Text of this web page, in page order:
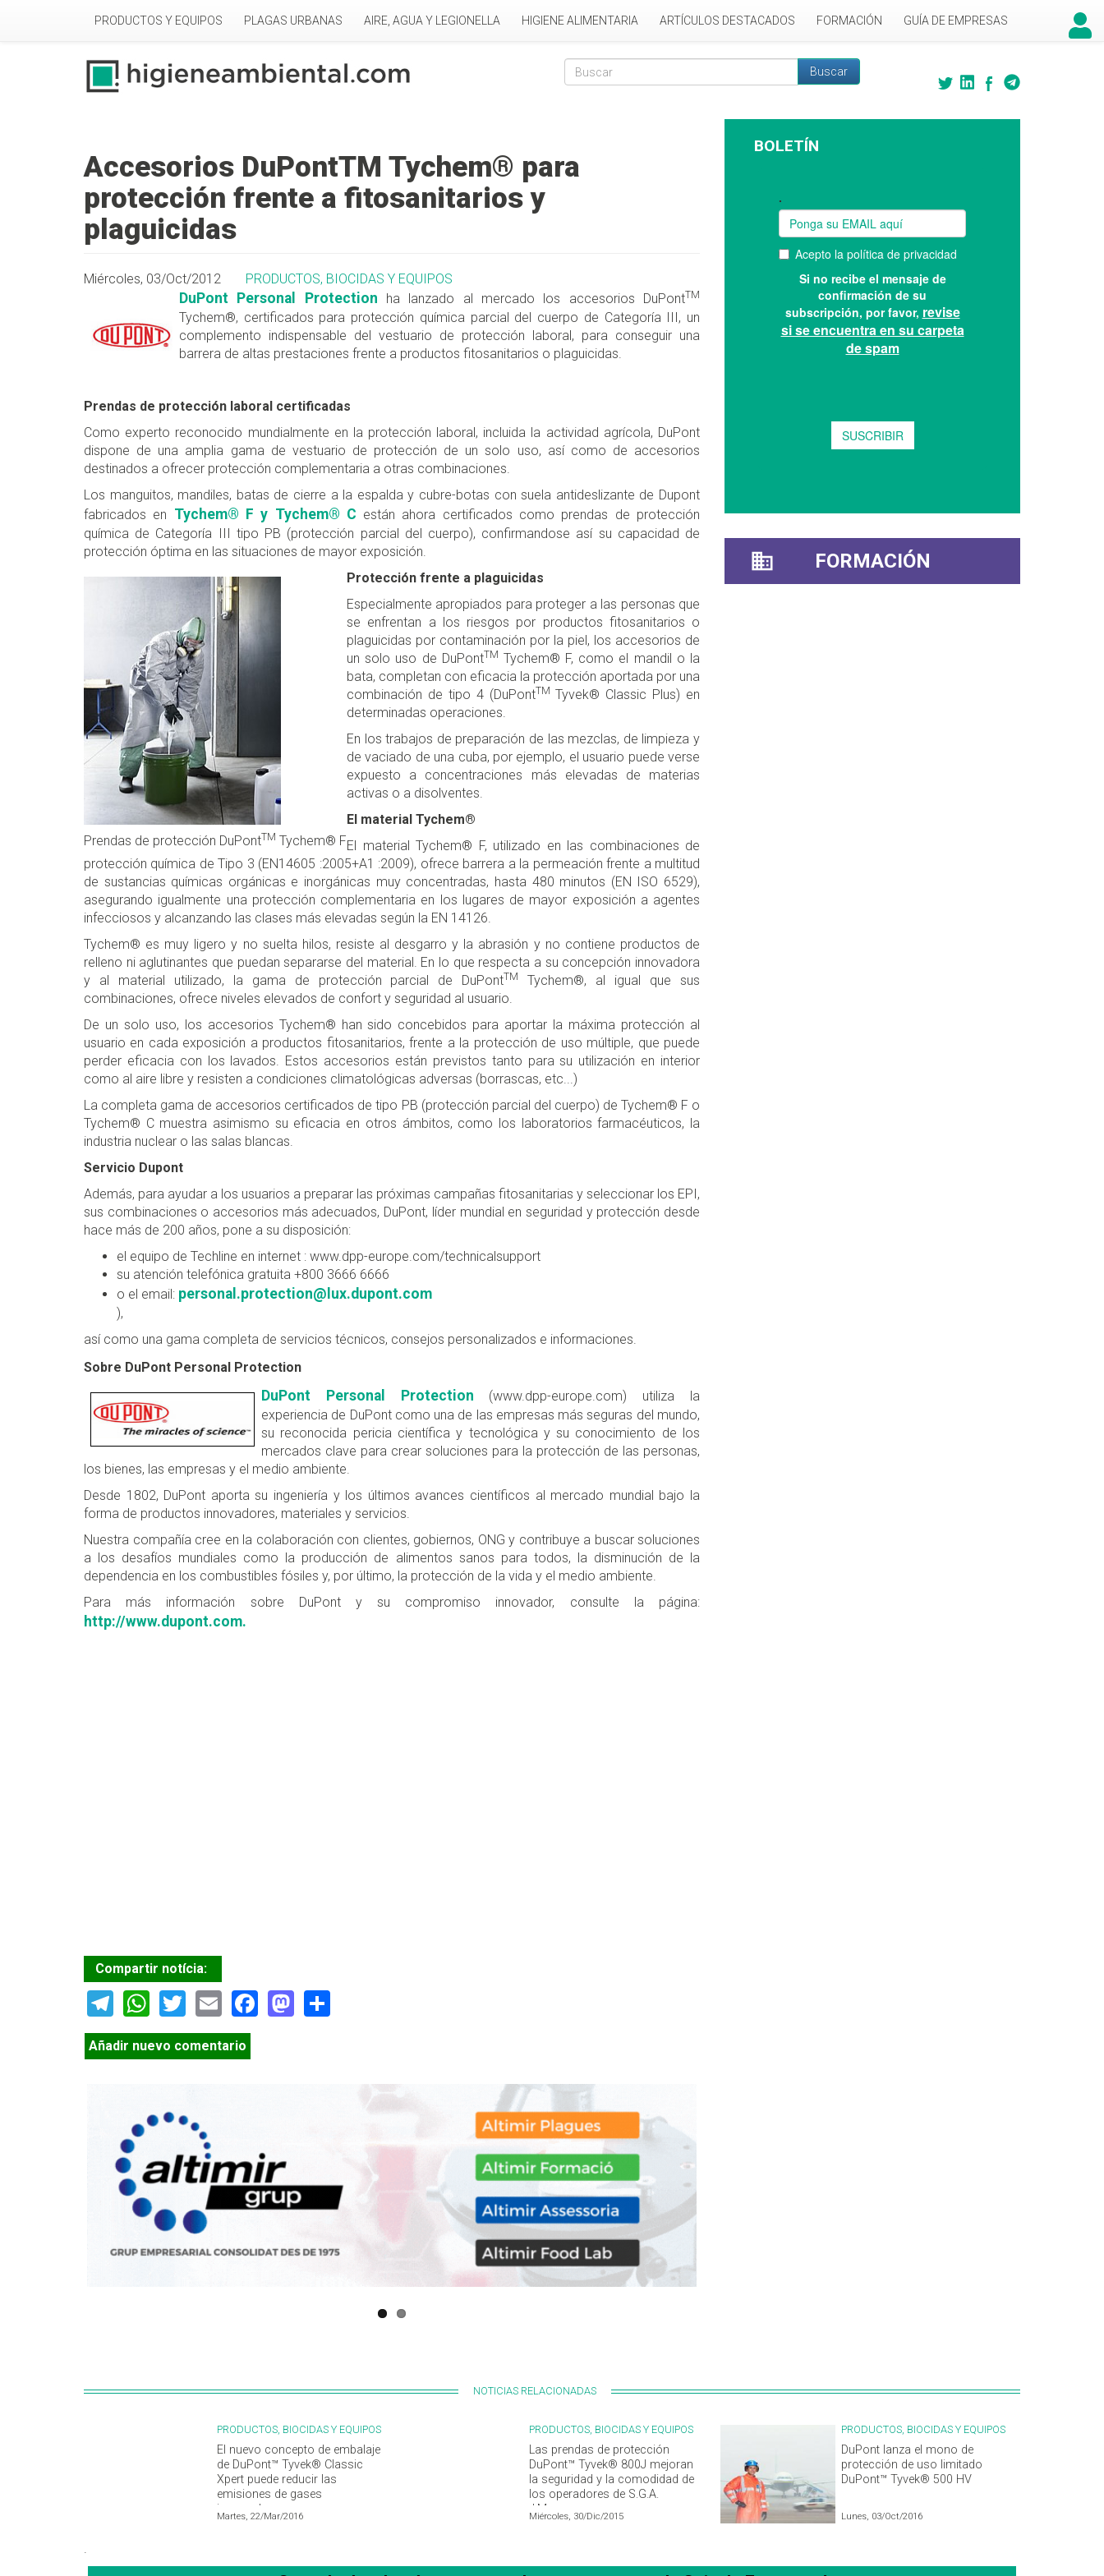
PRODUCTOS Y EQUIPOS PLAGAS URBANAS AIRE, AGUA Y LEGIONELLA HIGIENE ALIMENTARIA ARTÍCULOS DESTACADOS FORMACIÓN GUÍA DE EMPRESAS
Formulario de búsqueda
Buscar
Accesorios DuPontTM Tychem® para
protección frente a fitosanitarios y
plaguicidas
Miércoles, 03/Oct/2012 PRODUCTOS, BIOCIDAS Y EQUIPOS
DuPont Personal Protection ha lanzado al mercado los accesorios DuPontTM
Tychem®, certificados para protección química parcial del cuerpo de Categoría III, un
complemento indispensable del vestuario de protección laboral, para conseguir una
barrera de altas prestaciones frente a productos fitosanitarios o plaguicidas.
Prendas de protección laboral certificadas
Como experto reconocido mundialmente en la protección laboral, incluida la actividad agrícola, DuPont
dispone de una amplia gama de vestuario de protección de un solo uso, así como de accesorios
destinados a ofrecer protección complementaria a otras combinaciones.
Los manguitos, mandiles, batas de cierre a la espalda y cubre-botas con suela antideslizante de Dupont
fabricados en Tychem® F y Tychem® C están ahora certificados como prendas de protección
química de Categoría III tipo PB (protección parcial del cuerpo), confirmandose así su capacidad de
protección óptima en las situaciones de mayor exposición.
Prendas de protección DuPontTM Tychem® F
Protección frente a plaguicidas
Especialmente apropiados para proteger a las personas que
se enfrentan a los riesgos por productos fitosanitarios o
plaguicidas por contaminación por la piel, los accesorios de
un solo uso de DuPontTM Tychem® F, como el mandil o la
bata, completan con eficacia la protección aportada por una
combinación de tipo 4 (DuPontTM Tyvek® Classic Plus) en
determinadas operaciones.
En los trabajos de preparación de las mezclas, de limpieza y
de vaciado de una cuba, por ejemplo, el usuario puede verse
expuesto a concentraciones más elevadas de materias
activas o a disolventes.
El material Tychem®
El material Tychem® F, utilizado en las combinaciones de
protección química de Tipo 3 (EN14605 :2005+A1 :2009), ofrece barrera a la permeación frente a multitud
de sustancias químicas orgánicas e inorgánicas muy concentradas, hasta 480 minutos (EN ISO 6529),
asegurando igualmente una protección complementaria en los lugares de mayor exposición a agentes
infecciosos y alcanzando las clases más elevadas según la EN 14126.
Tychem® es muy ligero y no suelta hilos, resiste al desgarro y la abrasión y no contiene productos de
relleno ni aglutinantes que puedan separarse del material. En lo que respecta a su concepción innovadora
y al material utilizado, la gama de protección parcial de DuPontTM
Tychem®, al igual que sus
combinaciones, ofrece niveles elevados de confort y seguridad al usuario.
De un solo uso, los accesorios Tychem® han sido concebidos para aportar la máxima protección al
usuario en cada exposición a productos fitosanitarios, frente a la protección de uso múltiple, que puede
perder eficacia con los lavados. Estos accesorios están previstos tanto para su utilización en interior
como al aire libre y resisten a condiciones climatológicas adversas (borrascas, etc...)
La completa gama de accesorios certificados de tipo PB (protección parcial del cuerpo) de Tychem® F o
Tychem® C muestra asimismo su eficacia en otros ámbitos, como los laboratorios farmacéuticos, la
industria nuclear o las salas blancas.
Servicio Dupont
Además, para ayudar a los usuarios a preparar las próximas campañas fitosanitarias y seleccionar los EPI,
sus combinaciones o accesorios más adecuados, DuPont, líder mundial en seguridad y protección desde
hace más de 200 años, pone a su disposición:
el equipo de Techline en internet : www.dpp-europe.com/technicalsupport
su atención telefónica gratuita +800 3666 6666
o el email: personal.protection@lux.dupont.com
),
así como una gama completa de servicios técnicos, consejos personalizados e informaciones.
Sobre DuPont Personal Protection
DuPont Personal Protection (www.dpp-europe.com) utiliza la
experiencia de DuPont como una de las empresas más seguras del mundo,
su reconocida pericia científica y tecnológica y su conocimiento de los
mercados clave para crear soluciones para la protección de las personas,
los bienes, las empresas y el medio ambiente.
Desde 1802, DuPont aporta su ingeniería y los últimos avances científicos al mercado mundial bajo la
forma de productos innovadores, materiales y servicios.
Nuestra compañía cree en la colaboración con clientes, gobiernos, ONG y contribuye a buscar soluciones
a los desafíos mundiales como la producción de alimentos sanos para todos, la disminución de la
dependencia en los combustibles fósiles y, por último, la protección de la vida y el medio ambiente.
Para más información sobre DuPont y su compromiso innovador, consulte la página:
http://www.dupont.com.
Compartir notícia:
Telegram
WhatsApp
TwitterEmailFacebook
Mastodon
Añadir nuevo comentario
BOLETÍN
FORMACIÓN
NOTICIAS RELACIONADAS
PRODUCTOS, BIOCIDAS Y EQUIPOS
El nuevo concepto de embalaje
de DuPont™ Tyvek® Classic
Xpert puede reducir las
emisiones de gases
invernadero
Martes, 22/Mar/2016
PRODUCTOS, BIOCIDAS Y EQUIPOS
Las prendas de protección
DuPont™ Tyvek® 800J mejoran
la seguridad y la comodidad de
los operadores de S.G.A.
J.Meyer
Miércoles, 30/Dic/2015
PRODUCTOS, BIOCIDAS Y EQUIPOS
DuPont lanza el mono de
protección de uso limitado
DuPont™ Tyvek® 500 HV
Lunes, 03/Oct/2016
.